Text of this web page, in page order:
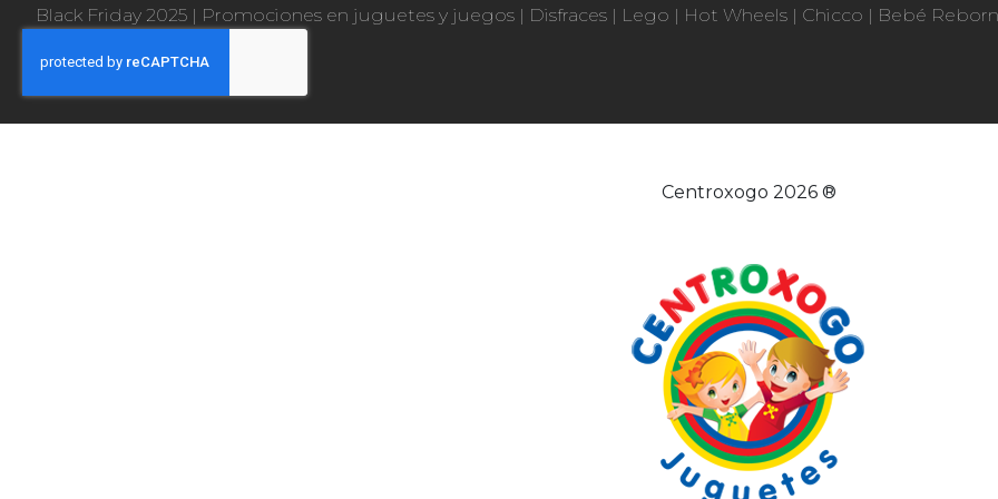
Black Friday 2025 | Promociones en juguetes y juegos | Disfraces | Lego | Hot Wheels | Chicco | Bebé Reborn
Centroxogo 2026 ®